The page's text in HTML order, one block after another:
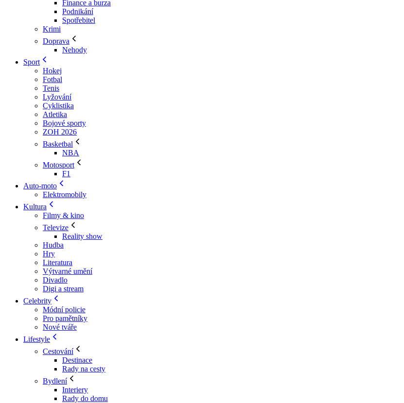
Finance a burza
Podnikání
Spotřebitel
Krimi
Doprava
Nehody
Sport
Hokej
Fotbal
Tenis
Lyžování
Cyklistika
Atletika
Bojové sporty
ZOH 2026
Basketbal
NBA
Motosport
F1
Auto-moto
Elektromobily
Kultura
Filmy & kino
Televize
Reality show
Hudba
Hry
Literatura
Výtvarné umění
Divadlo
Digi a stream
Celebrity
Módní policie
Pro pamětníky
Nové tváře
Lifestyle
Cestování
Destinace
Rady na cesty
Bydlení
Interiery
Rady do domu